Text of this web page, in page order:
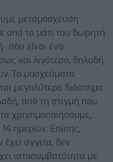
μεταμόσχευση
από το μάτι του δωρητή
που είναι ένα
και λιγότερο, δηλαδή
Τα μοσχεύματα
μεγαλύτερο διάστημα
από τη στιγμή που
χρησιμοποιήσουμε,
ημερών. Επίσης,
έχει αγγεία, δεν
ιστοσυμβατότητα με